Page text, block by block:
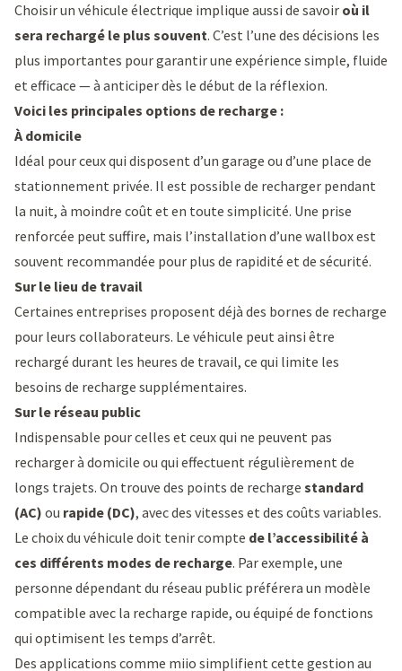
Choisir un véhicule électrique implique aussi de savoir où il
sera rechargé le plus souvent. C’est l’une des décisions les
plus importantes pour garantir une expérience simple, fluide
et efficace — à anticiper dès le début de la réflexion.
Voici les principales options de recharge :
À domicile
Idéal pour ceux qui disposent d’un garage ou d’une place de
stationnement privée. Il est possible de recharger pendant
la nuit, à moindre coût et en toute simplicité. Une prise
renforcée peut suffire, mais l’installation d’une wallboxest
souvent recommandée pour plus de rapidité et de sécurité.
Sur le lieu de travail
Certaines entreprises proposent déjà des bornes de recharge
pour leurs collaborateurs. Le véhicule peut ainsi être
rechargé durant les heures de travail, ce qui limite les
besoins de recharge supplémentaires.
Sur le réseau public
Indispensable pour celles et ceux qui ne peuvent pas
recharger à domicile ou qui effectuent régulièrement de
longs trajets. On trouve des points de recharge standard
(AC) ou rapide (DC), avec des vitesses et des coûts variables.
Le choix du véhicule doit tenir compte de l’accessibilité à
ces différents modes de recharge. Par exemple, une
personne dépendant du réseau public préférera un modèle
compatible avec la recharge rapide, ou équipé de fonctions
qui optimisent les temps d’arrêt.
Des applications comme miio simplifient cette gestion au